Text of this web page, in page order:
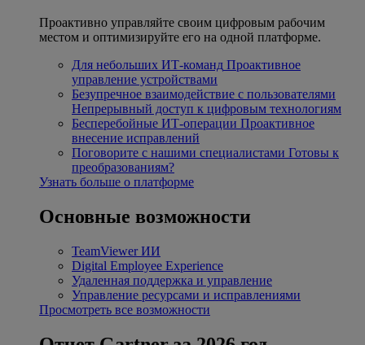
Проактивно управляйте своим цифровым рабочим
местом и оптимизируйте его на одной платформе.
Для небольших ИТ-команд Проактивное
управление устройствами
Безупречное взаимодействие с пользователями
Непрерывный доступ к цифровым технологиям
Бесперебойные ИТ-операции Проактивное
внесение исправлений
Поговорите с нашими специалистами Готовы к
преобразованиям?
Узнать больше о платформе
Основные возможности
TeamViewer ИИ
Digital Employee Experience
Удаленная поддержка и управление
Управление ресурсами и исправлениями
Просмотреть все возможности